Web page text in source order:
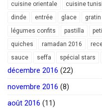
cuisine orientale cuisine
dinde
entrée glace gratin
légumes confits
pastilla
quiches
ramadan 2016
sauce
seffa spécial stars
décembre 2016 (22)
novembre 2016 (8)
août 2016 (11)